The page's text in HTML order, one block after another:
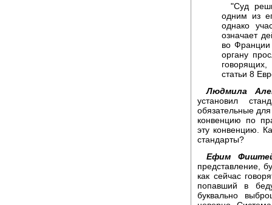
"Суд
одним из
однако
означает
во Франции
органу
статьи 8
Людмила
установил
обязательные
конвенцию по
эту конвенцию.
стандарты?
Ефим
представление,
как сейчас
попавший в
буквально